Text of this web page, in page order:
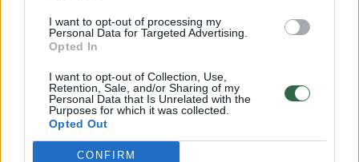
I want to opt-out of processing my
Personal Data for Targeted Advertising.
Opted In
I want to opt-out of Collection, Use,
Retention, Sale, and/or Sharing of my
Personal Data that Is Unrelated with the
Purposes for which it was collected.
Opted Out
CONFIRM
Kazlų Rūdoje skelbiama
stichinė nelaimė: miškus
masiškai apniko pavojingas
kenkėjas(2)
kenkėjų